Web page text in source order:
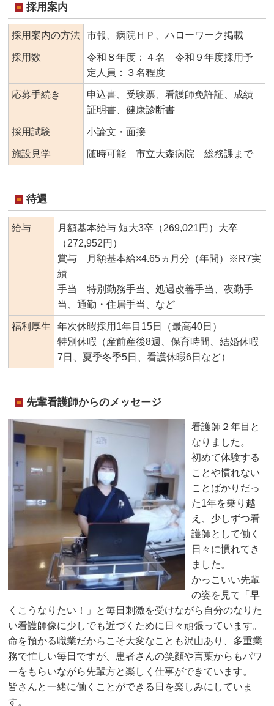
採用案内
採用案内の方法 市報、病院ＨＰ、ハローワーク掲載
採用数
令和８年度：４名 令和９年度採用予
定人員：３名程度
応募手続き
申込書、受験票、看護師免許証、成績
証明書、健康診断書
採用試験 小論文・面接
施設見学 随時可能 市立大森病院 総務課まで
待遇
給与
月額基本給与 短大3卒（269,021円）大卒
（272,952円）
賞与 月額基本給×4.65ヵ月分（年間）※R7実
績
手当 特別勤務手当、処遇改善手当、夜勤手
当、通勤・住居手当、など
福利厚生
年次休暇採用1年目15日（最高40日）
特別休暇（産前産後8週、保育時間、結婚休暇
7日、夏季冬季5日、看護休暇6日など）
先輩看護師からのメッセージ
看護師２年目と
なりました。
初めて体験する
ことや慣れない
ことばかりだっ
た1年を乗り越
え、少しずつ看
護師として働く
日々に慣れてき
ました。
かっこいい先輩
の姿を見て「早
くこうなりたい！」と毎日刺激を受けながら自分のなりた
い看護師像に少しでも近づくために日々頑張っています。
命を預かる職業だからこそ大変なことも沢山あり、多重業
務で忙しい毎日ですが、患者さんの笑顔や言葉からもパワ
ーをもらいながら先輩方と楽しく仕事ができています。
皆さんと一緒に働くことができる日を楽しみにしていま
す。